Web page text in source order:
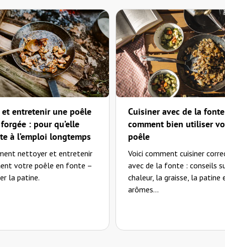
auf dem Postweg zerstört. Der Kundenservice reagierte jedoch sofort und ersetzte
als
entretenir une poêle
: pour qu’elle
à l’emploi longtemps
nettoyer et entretenir
votre poêle en fonte –
la patine.
Cuisiner avec de la
comment bien utiliser
poêle
Voici comment cuisiner
avec de la fonte : conseils
chaleur, la graisse, la patine
arômes...